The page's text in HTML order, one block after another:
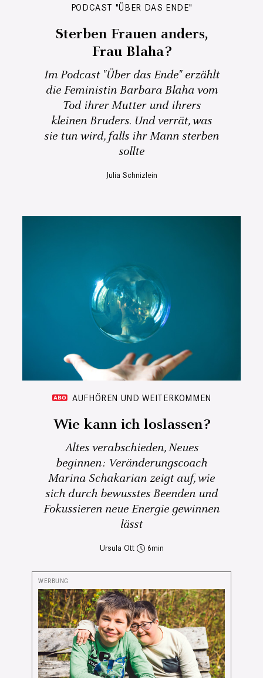
PODCAST "ÜBER DAS ENDE"
Sterben Frauen anders,
Frau Blaha?
Im Podcast "Über das Ende" erzählt
die Feministin Barbara Blaha vom
Tod ihrer Mutter und ihrers
kleinen Bruders. Und verrät, was
sie tun wird, falls ihr Mann sterben
sollte
Julia Schnizlein
AUFHÖREN UND WEITERKOMMEN
Wie kann ich loslassen?
Altes verabschieden, Neues
beginnen: Veränderungscoach
Marina Schakarian zeigt auf, wie
sich durch bewusstes Beenden und
Fokussieren neue Energie gewinnen
lässt
Ursula Ott 6